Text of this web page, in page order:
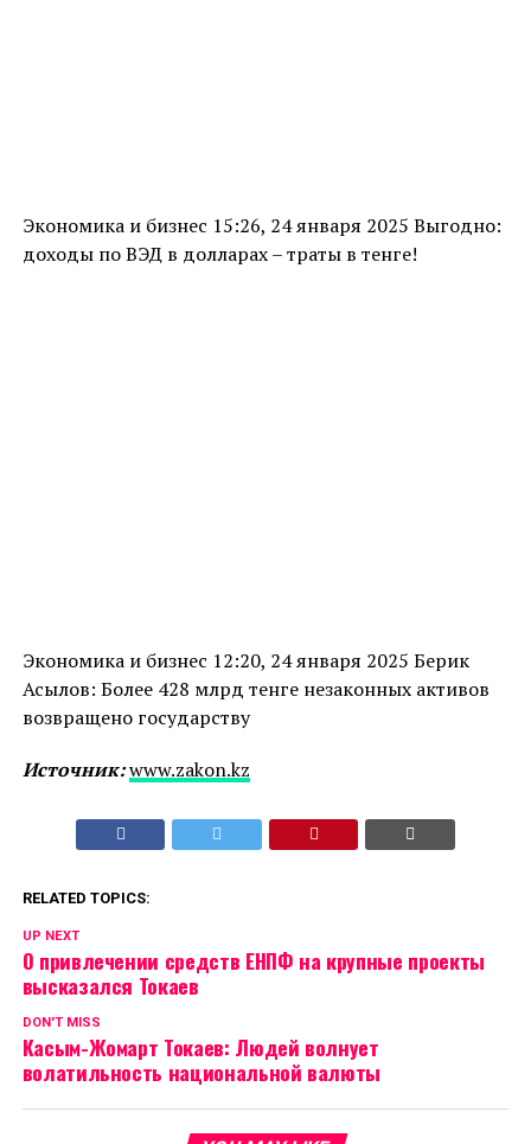
Экономика и бизнес 15:26, 24 января 2025 Выгодно:
доходы по ВЭД в долларах – траты в тенге!
Экономика и бизнес 12:20, 24 января 2025 Берик
Асылов: Более 428 млрд тенге незаконных активов
возвращено государству
Источник:www.zakon.kz
RELATED TOPICS:
UP NEXT
О привлечении средств ЕНПФ на крупные проекты
высказался Токаев
DON'T MISS
Касым-Жомарт Токаев: Людей волнует
волатильность национальной валюты